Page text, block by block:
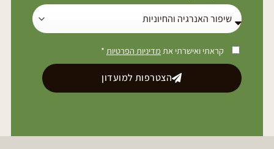
קראתי ואישרתי את מדיניות הפרטיות *
הצטרפות למועדון